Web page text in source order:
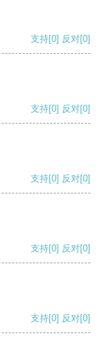
支持[0] 反对[0]
支持[0] 反对[0]
支持[0] 反对[0]
支持[0] 反对[0]
支持[0] 反对[0]